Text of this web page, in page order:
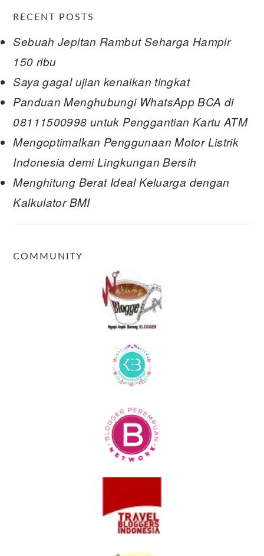
RECENT POSTS
Sebuah Jepitan Rambut Seharga Hampir
150 ribu
Saya gagal ujian kenaikan tingkat
Panduan Menghubungi WhatsApp BCA di
08111500998 untuk Penggantian Kartu ATM
Mengoptimalkan Penggunaan Motor Listrik
Indonesia demi Lingkungan Bersih
Menghitung Berat Ideal Keluarga dengan
Kalkulator BMI
COMMUNITY